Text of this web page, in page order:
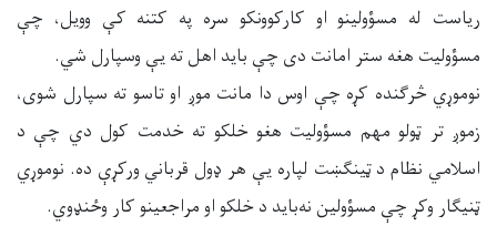
ریاست له مسؤولینو او کارکوونکو سره په کتنه کې وویل، چې
مسؤولیت هغه ستر امانت دی چې باید اهل ته یې وسپارل شي.
نوموړي څرګنده کړه چې اوس‌ دا مانت موږ او تاسو ته سپارل شوی،
زموږ تر ټولو مهم مسؤولیت هغو خلکو ته خدمت کول دي چې د
اسلامي نظام د ټینګښت لپاره یې هر ډول قرباني ورکړې ده. نوموړي
ټنیګار وکړ چې مسؤولین نه‌باید د خلکو او مراجعینو کار وځنډوي.